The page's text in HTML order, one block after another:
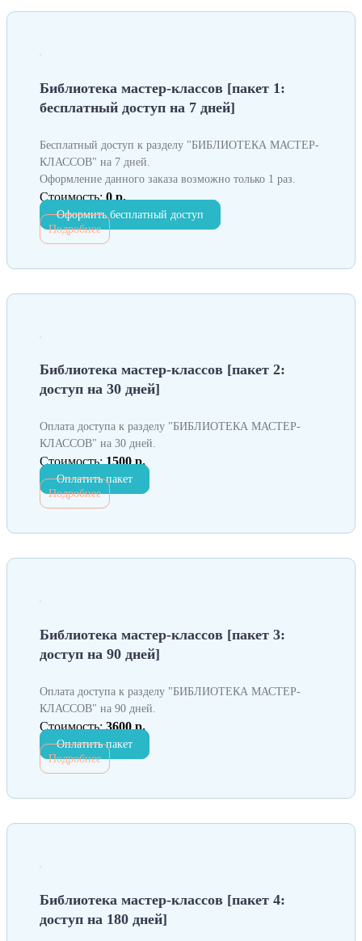
Библиотека мастер-классов [пакет 1:
бесплатный доступ на 7 дней]
Бесплатный доступ к разделу "БИБЛИОТЕКА МАСТЕР-
КЛАССОВ" на 7 дней.
Оформление данного заказа возможно только 1 раз.
Стоимость: 0 р.
Оформить бесплатный доступ
Подробнее
Библиотека мастер-классов [пакет 2:
доступ на 30 дней]
Оплата доступа к разделу "БИБЛИОТЕКА МАСТЕР-
КЛАССОВ" на 30 дней.
Стоимость: 1500 р.
Оплатить пакет
Подробнее
Библиотека мастер-классов [пакет 3:
доступ на 90 дней]
Оплата доступа к разделу "БИБЛИОТЕКА МАСТЕР-
КЛАССОВ" на 90 дней.
Стоимость: 3600 р.
Оплатить пакет
Подробнее
Библиотека мастер-классов [пакет 4:
доступ на 180 дней]